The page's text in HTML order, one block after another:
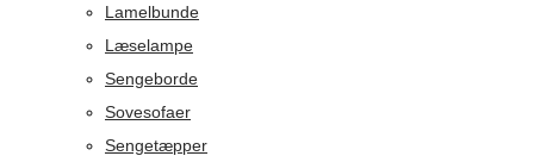
Lamelbunde
Læselampe
Sengeborde
Sovesofaer
Sengetæpper